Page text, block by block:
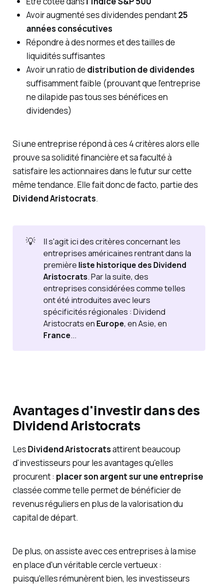
Avoir augmenté ses dividendes pendant25
années consécutives
Répondre à des normes et des tailles de
liquidités suffisantes
Avoir un ratio de distribution de dividendes
suffisamment faible (prouvant que l'entreprise
ne dilapide pas tous ses bénéfices en
dividendes)
Si une entreprise répond à ces 4 critères alors elle
prouve sa solidité financière et sa faculté à
satisfaire les actionnaires dans le futur sur cette
même tendance. Elle fait donc de facto, partie des
Dividend Aristocrats.
💡
Il s'agit ici des critères concernant les
entreprises américaines rentrant dans la
première liste historique des Dividend
Aristocrats. Par la suite, des
entreprises considérées comme telles
ont été introduites avec leurs
spécificités régionales : Dividend
Aristocrats en Europe, en Asie, en
France...
Avantages d'investir dans des
Dividend Aristocrats
Les Dividend Aristocratsattirent beaucoup
d'investisseurs pour les avantages qu'elles
procurent : placer son argent sur une entreprise
classée comme telle permet de bénéficier de
revenus réguliers en plus de la valorisation du
capital de départ.
De plus, on assiste avec ces entreprises à la mise
en place d'un véritable cercle vertueux :
puisqu'elles rémunèrent bien, les investisseurs